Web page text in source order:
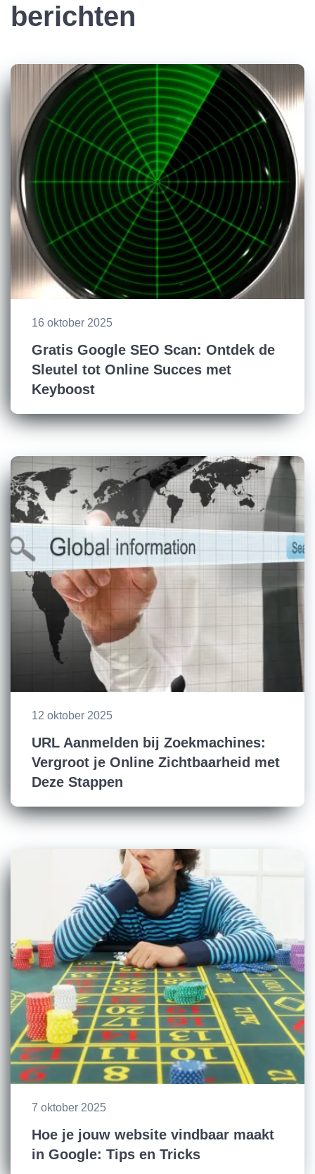
berichten
16 oktober 2025
Gratis Google SEO Scan: Ontdek de
Sleutel tot Online Succes met
Keyboost
12 oktober 2025
URL Aanmelden bij Zoekmachines:
Vergroot je Online Zichtbaarheid met
Deze Stappen
7 oktober 2025
Hoe je jouw website vindbaar maakt
in Google: Tips en Tricks